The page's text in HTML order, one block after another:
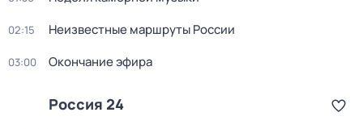
02:15 Неизвестные маршруты России
03:00 Окончание эфира
Россия 24